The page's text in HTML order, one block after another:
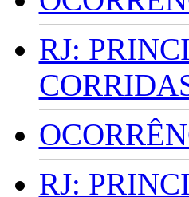
RJ:
RJ: